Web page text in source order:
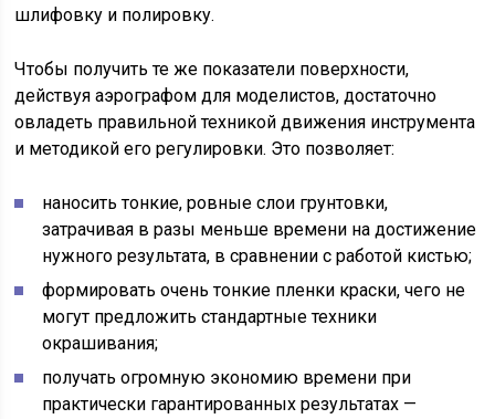
шлифовку и полировку.
Чтобы получить те же показатели поверхности,
действуя аэрографом для моделистов, достаточно
овладеть правильной техникой движения инструмента
и методикой его регулировки. Это позволяет:
наносить тонкие, ровные слои грунтовки,
затрачивая в разы меньше времени на достижение
нужного результата, в сравнении с работой кистью;
формировать очень тонкие пленки краски, чего не
могут предложить стандартные техники
окрашивания;
получать огромную экономию времени при
практически гарантированных результатах —